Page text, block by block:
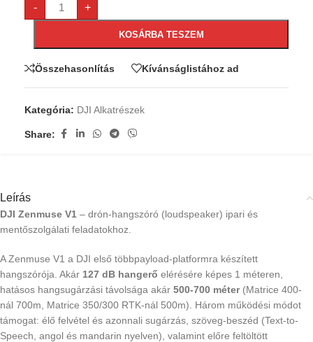
- +
KOSÁRBA TESZEM
Összehasonlítás Kívánságlistához ad
Kategória: DJI Alkatrészek
Share:
Leírás
DJI Zenmuse V1 – drón-hangszóró (loudspeaker) ipari és
mentőszolgálati feladatokhoz.
A Zenmuse V1 a DJI első többpayload-platformra készített
hangszórója. Akár 127 dB hangerő elérésére képes 1 méteren,
hatásos hangsugárzási távolsága akár 500-700 méter(Matrice 400-
nál 700m, Matrice 350/300 RTK-nál 500m). Három működési módot
támogat: élő felvétel és azonnali sugárzás, szöveg-beszéd (Text-to-
Speech, angol és mandarin nyelven), valamint előre feltöltött